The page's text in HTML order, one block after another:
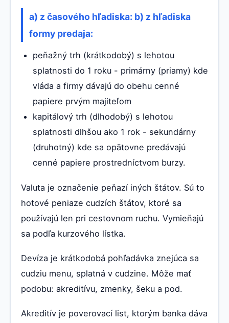
a) z časového hľadiska: b) z hľadiska
formy predaja:
peňažný trh (krátkodobý) s lehotou
splatnosti do 1 roku - primárny (priamy) kde
vláda a firmy dávajú do obehu cenné
papiere prvým majiteľom
kapitálový trh (dlhodobý) s lehotou
splatnosti dlhšou ako 1 rok - sekundárny
(druhotný) kde sa opätovne predávajú
cenné papiere prostredníctvom burzy.
Valuta je označenie peňazí iných štátov. Sú to
hotové peniaze cudzích štátov, ktoré sa
používajú len pri cestovnom ruchu. Vymieňajú
sa podľa kurzového lístka.
Devíza je krátkodobá pohľadávka znejúca sa
cudziu menu, splatná v cudzine. Môže mať
podobu: akreditívu, zmenky, šeku a pod.
Akreditív je poverovací list, ktorým banka dáva